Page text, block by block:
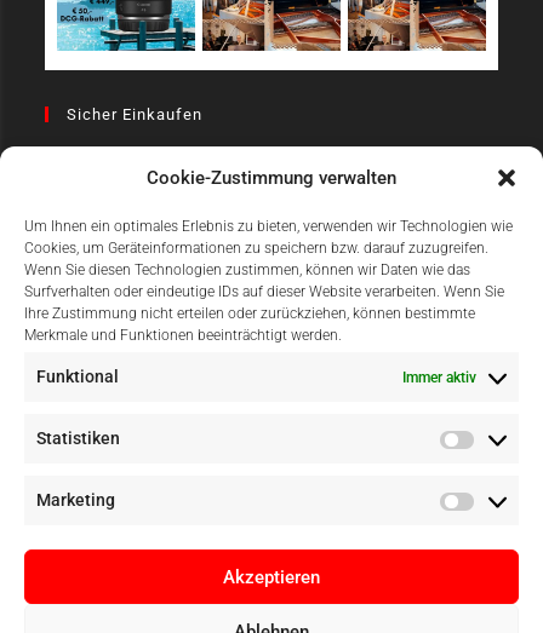
Cookie-Zustimmung verwalten
Um Ihnen ein optimales Erlebnis zu bieten, verwenden wir Technologien wie
Cookies, um Geräteinformationen zu speichern bzw. darauf zuzugreifen.
Wenn Sie diesen Technologien zustimmen, können wir Daten wie das
Surfverhalten oder eindeutige IDs auf dieser Website verarbeiten. Wenn Sie
Ihre Zustimmung nicht erteilen oder zurückziehen, können bestimmte
Merkmale und Funktionen beeinträchtigt werden.
Funktional Immer aktiv
Statistiken
Marketing
Akzeptieren
Sicher Einkaufen
Einfach Online Bezahlen